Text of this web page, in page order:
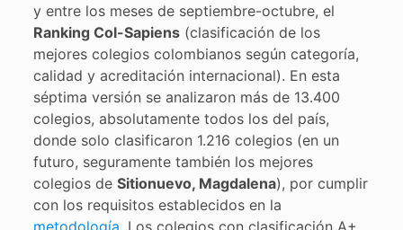
y entre los meses de septiembre-octubre, el
Ranking Col-Sapiens(clasificación de los
mejores colegios colombianos según categoría,
calidad y acreditación internacional). En esta
séptima versión se analizaron más de 13.400
colegios, absolutamente todos los del país,
donde solo clasificaron 1.216 colegios (en un
futuro, seguramente también los mejores
colegios de Sitionuevo, Magdalena), por cumplir
con los requisitos establecidos en la
metodología. Los colegios con clasificación A+